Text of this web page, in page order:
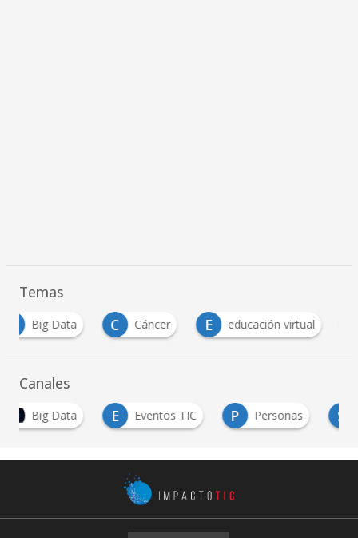
Temas
C
Cáncer E educación virtual I impresión 3D
Canales
E
Eventos TIC P Personas S Salud Digital